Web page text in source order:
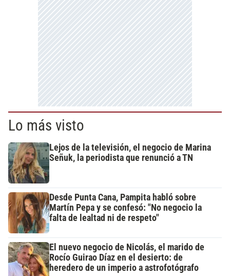
Lo más visto
Lejos de la televisión, el negocio de Marina
Señuk, la periodista que renunció a TN
Desde Punta Cana, Pampita habló sobre
Martín Pepa y se confesó: "No negocio la
falta de lealtad ni de respeto"
El nuevo negocio de Nicolás, el marido de
Rocío Guirao Díaz en el desierto: de
heredero de un imperio a astrofotógrafo